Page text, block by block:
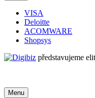
VISA
Deloitte
ACOMWARE
Shopsys
představujeme
Menu